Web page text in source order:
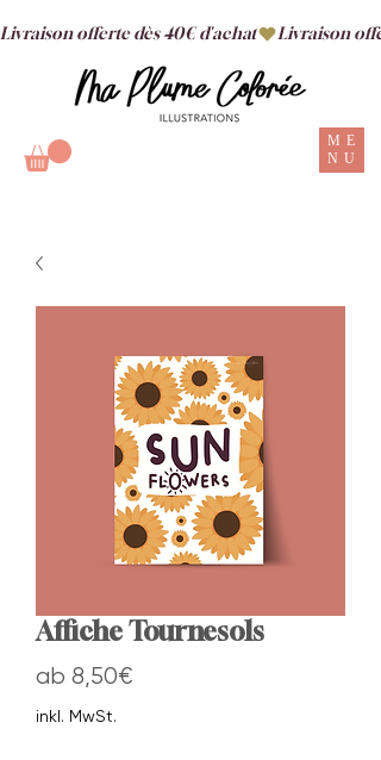
ME
NU
Livraison offerte dès 40€ d'achat
Affiche Tournesols
ab 8,50€Sale-
inkl. MwSt.